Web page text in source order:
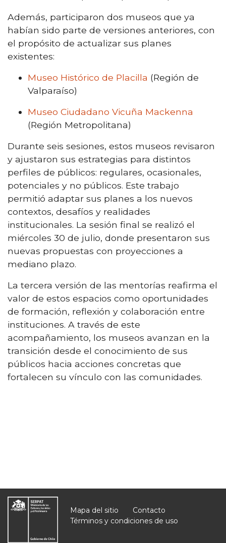
Además, participaron dos museos que ya
habían sido parte de versiones anteriores, con
el propósito de actualizar sus planes
existentes:
Museo Histórico de Placilla (Región de
Valparaíso)
Museo Ciudadano Vicuña Mackenna
(Región Metropolitana)
Durante seis sesiones, estos museos revisaron
y ajustaron sus estrategias para distintos
perfiles de públicos: regulares, ocasionales,
potenciales y no públicos. Este trabajo
permitió adaptar sus planes a los nuevos
contextos, desafíos y realidades
institucionales. La sesión final se realizó el
miércoles 30 de julio, donde presentaron sus
nuevas propuestas con proyecciones a
mediano plazo.
La tercera versión de las mentorías reafirma el
valor de estos espacios como oportunidades
de formación, reflexión y colaboración entre
instituciones. A través de este
acompañamiento, los museos avanzan en la
transición desde el conocimiento de sus
públicos hacia acciones concretas que
fortalecen su vínculo con las comunidades.
Mapa del sitio
Contacto
Términos y condiciones de uso